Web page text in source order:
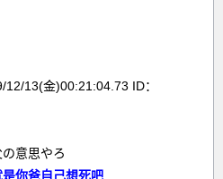
13(金)00:21:04.73 ID：
意思やろ
你爸自己想死吧